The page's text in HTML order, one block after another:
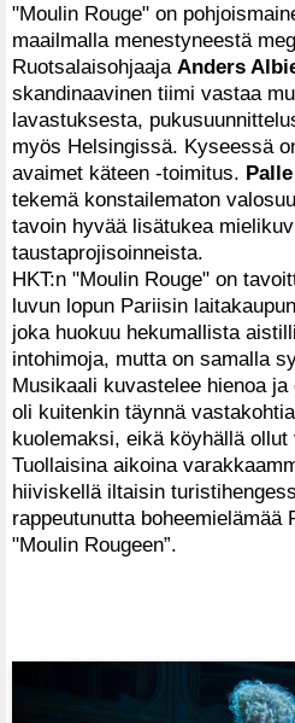
"Moulin Rouge" on
maailmalla menestyneestä
Ruotsalaisohjaaja Anders
skandinaavinen tiimi vastaa
lavastuksesta,
myös Helsingissä. Kyseessä
avaimet käteen -toimitus.
tekemä konstailematon
tavoin hyvää lisätukea
taustaprojisoinneista.
HKT:n "Moulin Rouge" on
luvun lopun Pariisin
joka huokuu hekumallista
intohimoja, mutta on samalla
Musikaali kuvastelee hienoa
oli kuitenkin täynnä
kuolemaksi, eikä köyhällä ollut
Tuollaisina aikoina
hiiviskellä iltaisin
rappeutunutta boheemielämää
"Moulin Rougeen”.